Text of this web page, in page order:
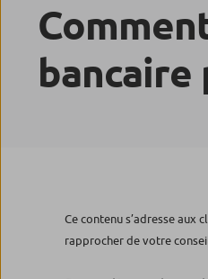
bancaire
Ce contenu s’adresse aux
rapprocher de votre